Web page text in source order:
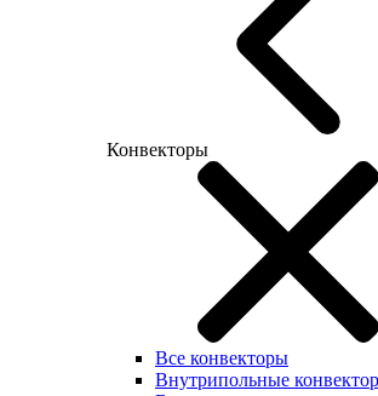
Конвекторы
Все конвекторы
Внутрипольные